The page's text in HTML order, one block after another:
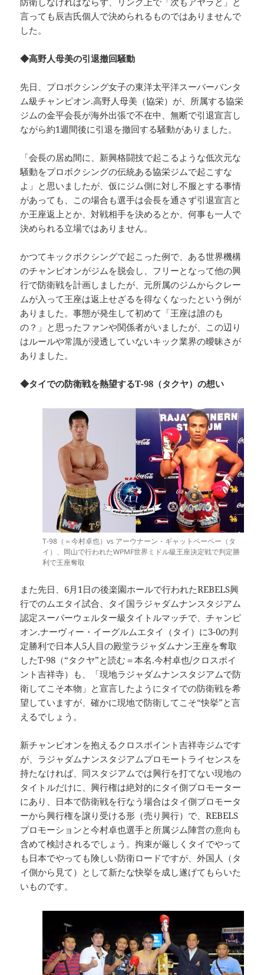
言っても辰吉氏個人で決められるものではありませんで
した。
◆高野人母美の引退撤回騒動
先日、プロボクシング女子の東洋太平洋スーパーバンタ
ム級チャンピオン.高野人母美（協栄）が、所属する協栄
ジムの金平会長が海外出張で不在中、無断で引退宣言し
ながら約1週間後に引退を撤回する騒動がありました。
「会長の居ぬ間に、新興格闘技で起こるような低次元な
騒動をプロボクシングの伝統ある協栄ジムで起こすな
よ」と思いましたが、仮にジム側に対し不服とする事情
があっても、この場合も選手は会長を通さず引退宣言と
か王座返上とか、対戦相手を決めるとか、何事も一人で
決められる立場ではありません。
かつてキックボクシングで起こった例で、ある世界機構
のチャンピオンがジムを脱会し、フリーとなって他の興
行で防衛戦を計画しましたが、元所属のジムからクレー
ムが入って王座は返上せざるを得なくなったという例が
ありました。事態が発生して初めて「王座は誰のも
の？」と思ったファンや関係者がいましたが、この辺り
はルールや常識が浸透していないキック業界の曖昧さが
ありました。
◆タイでの防衛戦を熱望するT-98（タクヤ）の想い
T-98（＝今村卓也）vs アーウナーン・ギャットペーペー（タ
イ）、岡山で行われたWPMF世界ミドル級王座決定戦で判定勝
利で王座奪取
また先日、6月1日の後楽園ホールで行われたREBELS興
行でのムエタイ試合、タイ国ラジャダムナンスタジアム
認定スーパーウェルター級タイトルマッチで、チャンピ
オン.ナーヴィー・イーグルムエタイ（タイ）に3-0の判
定勝利で日本人5人目の殿堂ラジャダムナン王座を奪取
したT-98（“タクヤ”と読む＝本名.今村卓也/クロスポイ
ント吉祥寺）も、「現地ラジャダムナンスタジアムで防
衛してこそ本物」と宣言したようにタイでの防衛戦を希
望していますが、確かに現地で防衛してこそ“快挙”と言
えるでしょう。
新チャンピオンを抱えるクロスポイント吉祥寺ジムです
が、ラジャダムナンスタジアムプロモートライセンスを
持たなければ、同スタジアムでは興行を打てない現地の
タイトルだけに、興行権は絶対的にタイ側プロモーター
にあり、日本で防衛戦を行なう場合はタイ側プロモータ
ーから興行権を譲り受ける形（売り興行）で、REBELS
プロモーションと今村卓也選手と所属ジム陣営の意向も
含めて検討されるでしょう。拘束が厳しくタイでやって
も日本でやっても険しい防衛ロードですが、外国人（タ
イ側から見て）として新たな快挙を成し遂げてもらいた
いものです。